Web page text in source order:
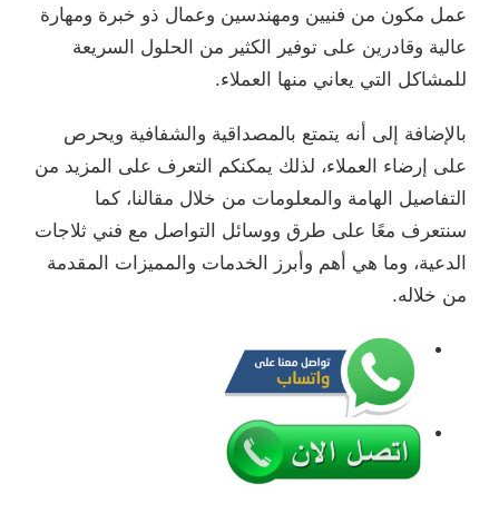
عمل مكون من فنيين ومهندسين وعمال ذو خبرة ومهارة
عالية وقادرين على توفير الكثير من الحلول السريعة
للمشاكل التي يعاني منها العملاء.
بالإضافة إلى أنه يتمتع بالمصداقية والشفافية ويحرص
على إرضاء العملاء، لذلك يمكنكم التعرف على المزيد من
التفاصيل الهامة والمعلومات من خلال مقالنا، كما
سنتعرف معًا على طرق ووسائل التواصل مع فني ثلاجات
الدعية، وما هي أهم وأبرز الخدمات والمميزات المقدمة
من خلاله.